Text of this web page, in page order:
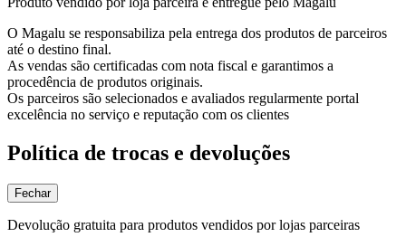
O Magalu se responsabiliza pela entrega dos produtos de parceiros
até o destino final.
As vendas são certificadas com nota fiscal e garantimos a
procedência de produtos originais.
Os parceiros são selecionados e avaliados regularmente portal
excelência no serviço e reputação com os clientes
Política de trocas e devoluções
Fechar
Devolução gratuita para produtos vendidos por lojas parceiras